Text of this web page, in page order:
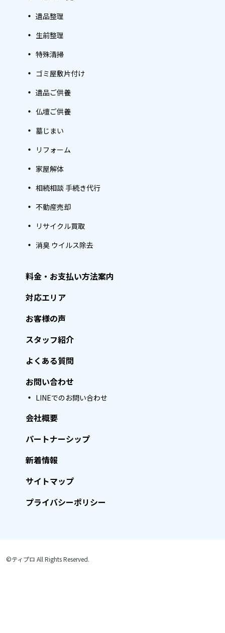
遺品整理
生前整理
特殊清掃
ゴミ屋敷片付け
遺品ご供養
仏壇ご供養
墓じまい
リフォーム
家屋解体
相続相談 手続き代行
不動産売却
リサイクル買取
消臭 ウイルス除去
料金・お支払い方法案内
対応エリア
お客様の声
スタッフ紹介
よくある質問
お問い合わせ
LINEでのお問い合わせ
会社概要
パートナーシップ
新着情報
サイトマップ
プライバシーポリシー
©ティプロ All Rights Reserved.